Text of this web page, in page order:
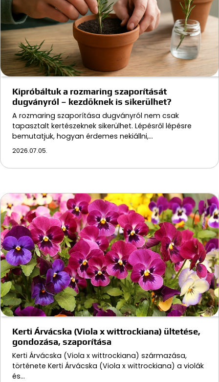
Kipróbáltuk a rozmaring szaporítását
dugványról – kezdőknek is sikerülhet?
A rozmaring szaporítása dugványról nem csak
tapasztalt kertészeknek sikerülhet. Lépésről lépésre
bemutatjuk, hogyan érdemes nekiállni,…
2026.07.05.
Kerti Árvácska (Viola x wittrockiana) ültetése,
gondozása, szaporítása
Kerti Árvácska (Viola x wittrockiana) származása,
története Kerti Árvácska (Viola x wittrockiana) a violák
és…